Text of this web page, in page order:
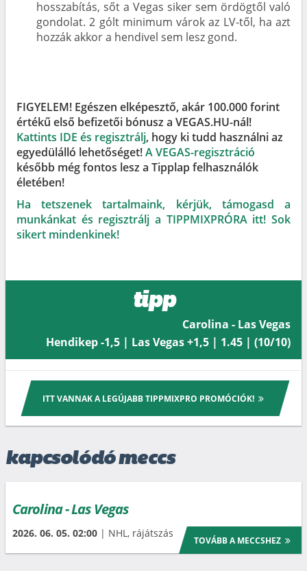
hosszabítás, sőt a Vegas siker sem ördögtől való
gondolat. 2 gólt minimum várok az LV-től, ha azt
hozzák akkor a hendivel sem lesz gond.
FIGYELEM! Egészen elképesztő, akár 100.000 forint
értékű első befizetői bónusz a VEGAS.HU-nál!
Kattints IDE és regisztrálj, hogy ki tudd használni az
egyedülálló lehetőséget!A VEGAS-regisztráció
később még fontos lesz a Tipplap felhasználók
életében!
Ha tetszenek tartalmaink, kérjük, támogasd a
munkánkat és regisztrálj a TIPPMIXPRÓRA itt! Sok
sikert mindenkinek!
tipp
Carolina - Las Vegas
Hendikep -1,5 | Las Vegas +1,5 | 1.45 | (10/10)
ITT VANNAK A LEGÚJABB TIPPMIXPRO PROMÓCIÓK!
kapcsolódó meccs
Carolina - Las Vegas
2026. 06. 05. 02:00 | NHL, rájátszás
TOVÁBB A MECCSHEZ